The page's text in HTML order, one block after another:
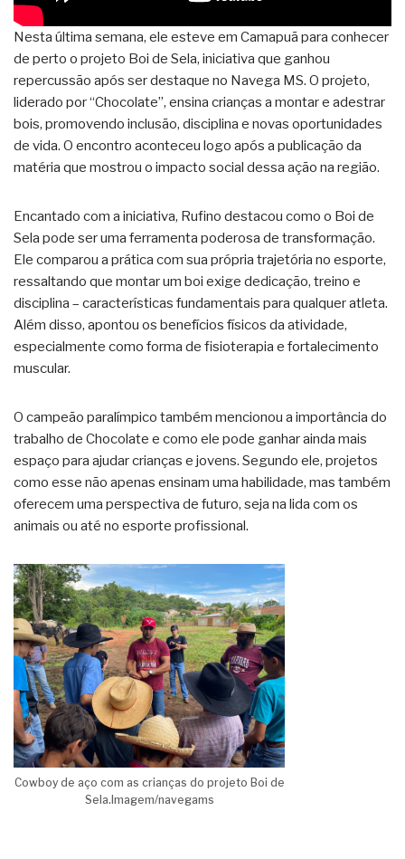
Nesta última semana, ele esteve em Camapuã para conhecer
de perto o projeto Boi de Sela, iniciativa que ganhou
repercussão após ser destaque no Navega MS. O projeto,
liderado por “Chocolate”, ensina crianças a montar e adestrar
bois, promovendo inclusão, disciplina e novas oportunidades
de vida. O encontro aconteceu logo após a publicação da
matéria que mostrou o impacto social dessa ação na região.
Encantado com a iniciativa, Rufino destacou como o Boi de
Sela pode ser uma ferramenta poderosa de transformação.
Ele comparou a prática com sua própria trajetória no esporte,
ressaltando que montar um boi exige dedicação, treino e
disciplina – características fundamentais para qualquer atleta.
Além disso, apontou os benefícios físicos da atividade,
especialmente como forma de fisioterapia e fortalecimento
muscular.
O campeão paralímpico também mencionou a importância do
trabalho de Chocolate e como ele pode ganhar ainda mais
espaço para ajudar crianças e jovens. Segundo ele, projetos
como esse não apenas ensinam uma habilidade, mas também
oferecem uma perspectiva de futuro, seja na lida com os
animais ou até no esporte profissional.
Cowboy de aço com as crianças do projeto Boi de
Sela.Imagem/navegams